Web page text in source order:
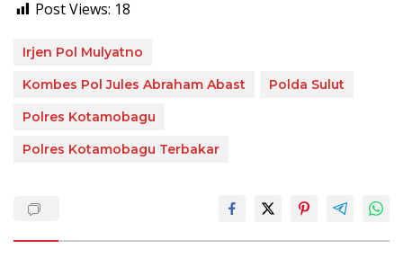
Post Views: 18
Irjen Pol Mulyatno
Kombes Pol Jules Abraham Abast
Polda Sulut
Polres Kotamobagu
Polres Kotamobagu Terbakar